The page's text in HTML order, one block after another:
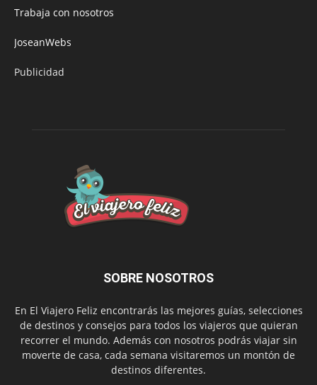
Trabaja con nosotros
JoseanWebs
Publicidad
SOBRE NOSOTROS
En El Viajero Feliz encontrarás las mejores guías, selecciones
de destinos y consejos para todos los viajeros que quieran
recorrer el mundo. Además con nosotros podrás viajar sin
moverte de casa, cada semana visitaremos un montón de
destinos diferentes.